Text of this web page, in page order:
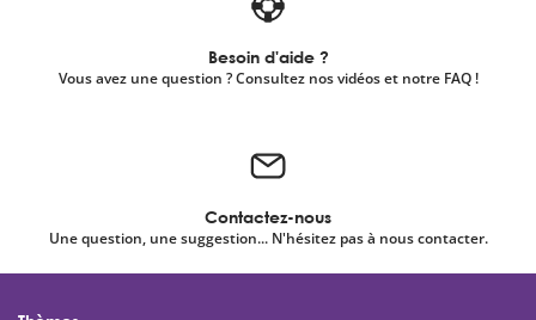
Besoin d'aide ?
Vous avez une question ? Consultez nos vidéos et notre FAQ !
Contactez-nous
Une question, une suggestion... N'hésitez pas à nous contacter.